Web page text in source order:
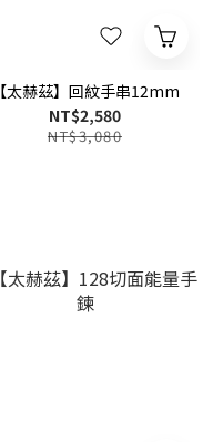
【太赫茲】回紋手串12mm
NT$2,580
NT$3,080